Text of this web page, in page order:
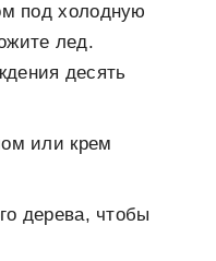
под холодную
лед.
десять
или крем
дерева, чтобы